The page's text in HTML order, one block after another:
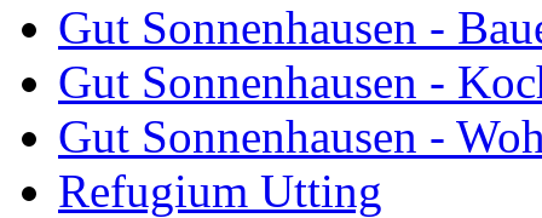
Gut Sonnenhausen -
Gut Sonnenhausen -
Gut Sonnenhausen -
Refugium Utting